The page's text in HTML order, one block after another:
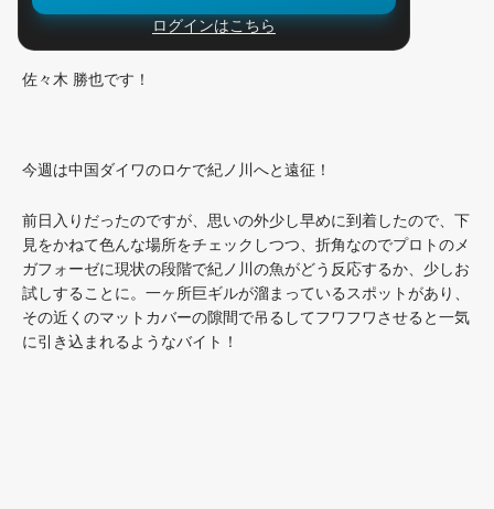
ログインはこちら
皆さんこんにちは。
佐々木 勝也です！
今週は中国ダイワのロケで紀ノ川へと遠征！
前日入りだったのですが、思いの外少し早めに到着したので、下
見をかねて色んな場所をチェックしつつ、折角なのでプロトのメ
ガフォーゼに現状の段階で紀ノ川の魚がどう反応するか、少しお
試しすることに。一ヶ所巨ギルが溜まっているスポットがあり、
その近くのマットカバーの隙間で吊るしてフワフワさせると一気
に引き込まれるようなバイト！